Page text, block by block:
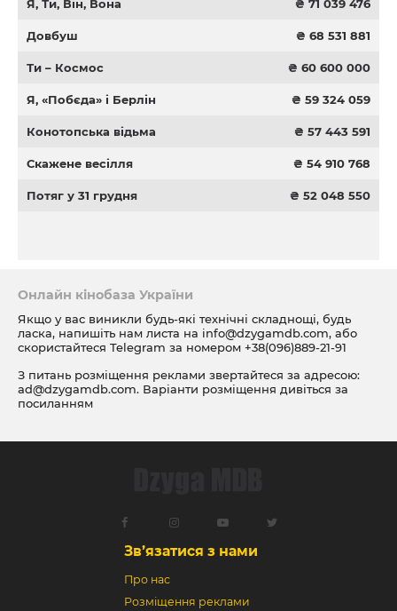
Я, Ти, Він, Вона ₴ 71 039 476
Довбуш ₴ 68 531 881
Ти – Космос ₴ 60 600 000
Я, «Побєда» і Берлін ₴ 59 324 059
Конотопська відьма ₴ 57 443 591
Скажене весілля ₴ 54 910 768
Потяг у 31 грудня ₴ 52 048 550
Онлайн кінобаза України
Якщо у вас виникли будь-які технічні складнощі, будь
ласка, напишіть нам листа на info@dzygamdb.com, або
скористайтеся Telegram за номером +38(096)889-21-91
З питань розміщення реклами звертайтеся за адресою:
ad@dzygamdb.com. Варіанти розміщення дивіться за
посиланням
Зв’язатися з нами
Про нас
Розміщення реклами